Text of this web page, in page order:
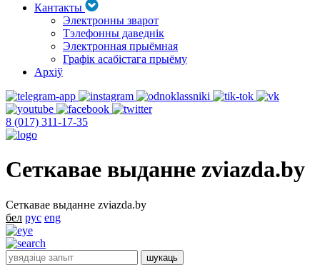
Кантакты
Электронны зварот
Тэлефонны даведнік
Электронная прыёмная
Графік асабістага прыёму
Архіў
8 (017) 311-17-35
Сеткавае выданне zviazda.by
Сеткавае выданне zviazda.by
бел рус eng